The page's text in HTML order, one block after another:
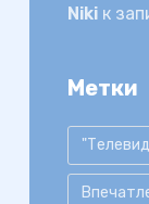
Nikiк
Метки